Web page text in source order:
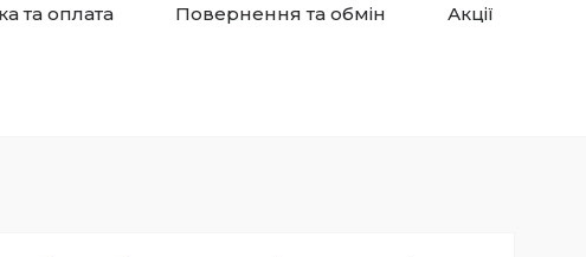
та оплата Повернення та обмін Акції